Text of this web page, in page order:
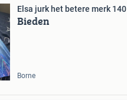
Elsa jurk het betere merk 140
Bieden
Borne